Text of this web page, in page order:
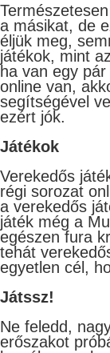
a másikat, de
éljük meg,
játékok, mint
ha van egy
online van,
segítségével
ezért jók.
Játékok
Verekedős
régi sorozat
a verekedős
játék még a
egészen fura
tehát
egyetlen cél,
Játssz!
Ne feledd,
erőszakot